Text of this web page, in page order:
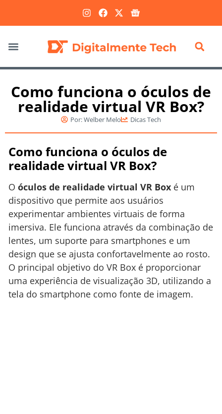
Como funciona o óculos de
realidade virtual VR Box?
Por:Welber Melo Dicas Tech
Como funciona o óculos de
realidade virtual VR Box?
O óculos de realidade virtual VR Box é um
dispositivo que permite aos usuários
experimentar ambientes virtuais de forma
imersiva. Ele funciona através da combinação de
lentes, um suporte para smartphones e um
design que se ajusta confortavelmente ao rosto.
O principal objetivo do VR Box é proporcionar
uma experiência de visualização 3D, utilizando a
tela do smartphone como fonte de imagem.